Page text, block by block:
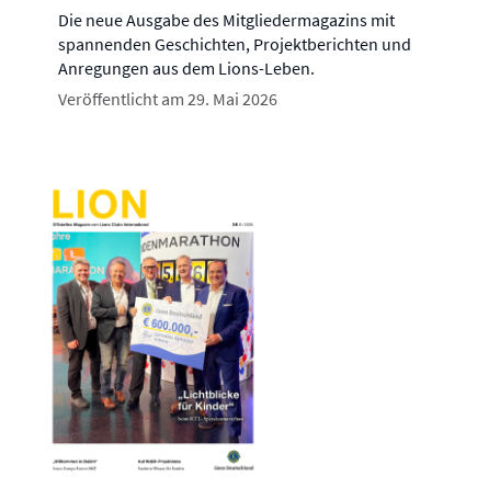
Die neue Ausgabe des Mitgliedermagazins mit
spannenden Geschichten, Projektberichten und
Anregungen aus dem Lions-Leben.
Veröffentlicht am 29. Mai 2026